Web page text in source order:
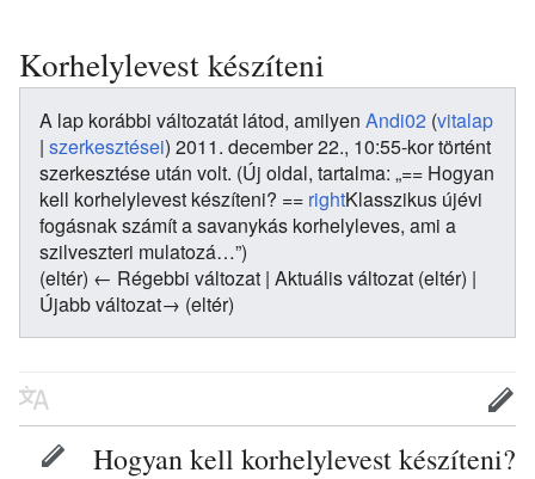
Korhelylevest készíteni
A lap korábbi változatát látod, amilyen Andi02 (vitalap
| szerkesztései) 2011. december 22., 10:55-kor történt
szerkesztése után volt. (Új oldal, tartalma: „== Hogyan
kell korhelylevest készíteni? == rightKlasszikus újévi
fogásnak számít a savanykás korhelyleves, ami a
szilveszteri mulatozá…”)
(eltér) ← Régebbi változat | Aktuális változat (eltér) |
Újabb változat→ (eltér)
Hogyan kell korhelylevest készíteni?